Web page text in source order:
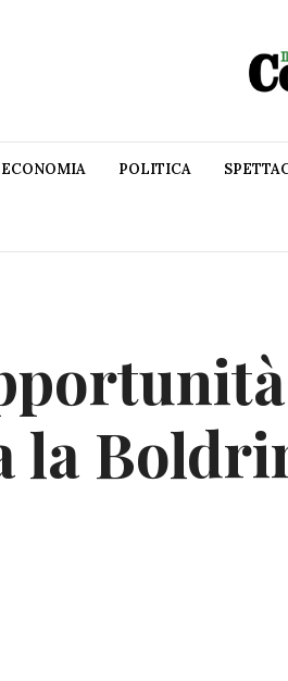
ECONOMIA POLITICA
la